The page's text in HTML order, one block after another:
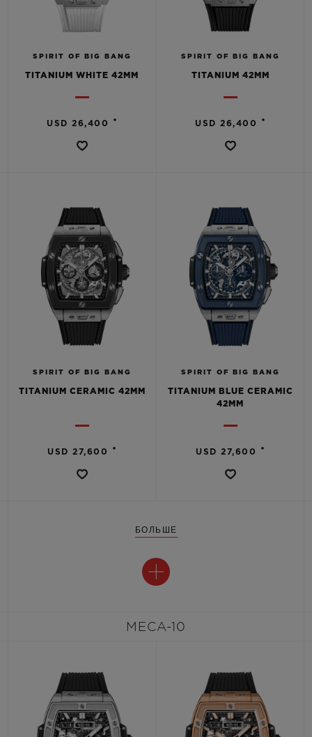
SPIRIT OF BIG BANG
TITANIUM WHITE 42MM
USD 26,400 •
SPIRIT OF BIG BANG
TITANIUM 42MM
USD 26,400 •
SPIRIT OF BIG BANG
TITANIUM CERAMIC 42MM
USD 27,600 •
SPIRIT OF BIG BANG
TITANIUM BLUE CERAMIC
42MM
USD 27,600 •
БОЛЬШЕ
MECA-10